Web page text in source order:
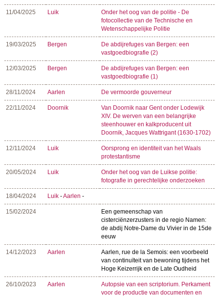
11/04/2025 Luik
Onder het oog van de politie - De
fotocollectie van de Technische en
Wetenschappelijke Politie
19/03/2025 Bergen
De abdijrefuges van Bergen: een
vastgoedbiografie (2)
12/03/2025 Bergen
De abdijrefuges van Bergen: een
vastgoedbiografie (1)
28/11/2024 Aarlen De vermoorde gouverneur
22/11/2024 Doornik
Van Doornik naar Gent onder Lodewijk
XIV. De werven van een belangrijke
steenhouwer en kalkproducent uit
Doornik, Jacques Wattrigant (1630-1702)
12/11/2024 Luik
Oorsprong en identiteit van het Waals
protestantisme
20/05/2024 Luik
Onder het oog van de Luikse politie:
fotografie in gerechtelijke onderzoeken
18/04/2024 Luik -Aarlen -
15/02/2024
Een gemeenschap van
cisterciënzerzusters in de regio Namen:
de abdij Notre-Dame du Vivier in de 15de
eeuw
14/12/2023 Aarlen
Aarlen, rue de la Semois: een voorbeeld
van continuïteit van bewoning tijdens het
Hoge Keizerrijk en de Late Oudheid
26/10/2023 Aarlen
Autopsie van een scriptorium. Perkament
voor de productie van documenten en